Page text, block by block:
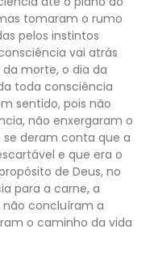
tomaram o rumo
pelos instintos
vai atrás
morte, o dia da
toda consciência
sentido, pois não
não enxergaram o
deram conta que a
e que era o
de Deus, no
para a carne, a
concluíram a
o caminho da vida